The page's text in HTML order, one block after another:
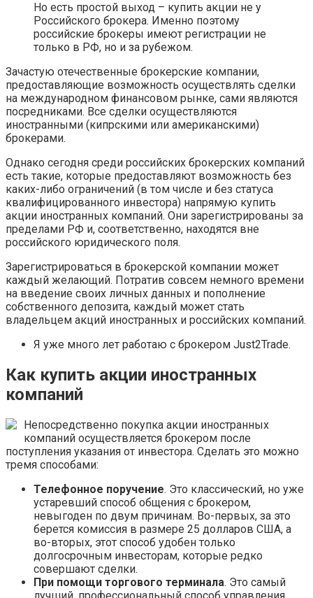
Но есть простой выход – купить акции не у
Российского брокера. Именно поэтому
российские брокеры имеют регистрации не
только в РФ, но и за рубежом.
Зачастую отечественные брокерские компании,
предоставляющие возможность осуществлять сделки
на международном финансовом рынке, сами являются
посредниками. Все сделки осуществляются
иностранными (кипрскими или американскими)
брокерами.
Однако сегодня среди российских брокерских компаний
есть такие, которые предоставляют возможность без
каких-либо ограничений (в том числе и без статуса
квалифицированного инвестора) напрямую купить
акции иностранных компаний. Они зарегистрированы за
пределами РФ и, соответственно, находятся вне
российского юридического поля.
Зарегистрироваться в брокерской компании может
каждый желающий. Потратив совсем немного времени
на введение своих личных данных и пополнение
собственного депозита, каждый может стать
владельцем акций иностранных и российских компаний.
Я уже много лет работаю с брокером Just2Trade.
Как купить акции иностранных
компаний
Непосредственно покупка акции иностранных
компаний осуществляется брокером после
поступления указания от инвестора. Сделать это можно
тремя способами:
Телефонное поручение. Это классический, но уже
устаревший способ общения с брокером,
невыгоден по двум причинам. Во-первых, за это
берется комиссия в размере 25 долларов США, а
во-вторых, этот способ удобен только
долгосрочным инвесторам, которые редко
совершают сделки.
При помощи торгового терминала. Это самый